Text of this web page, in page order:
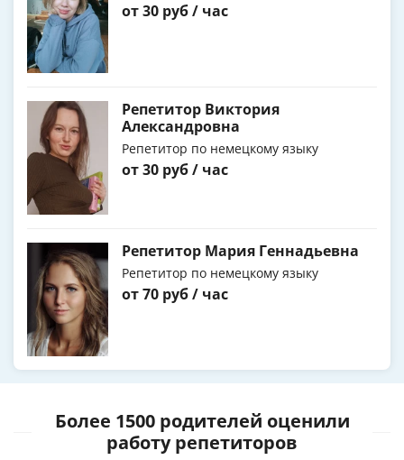
от 30 руб / час
Репетитор Виктория
Александровна
Репетитор по немецкому языку
от 30 руб / час
Репетитор Мария Геннадьевна
Репетитор по немецкому языку
от 70 руб / час
Более 1500 родителей оценили
работу репетиторов